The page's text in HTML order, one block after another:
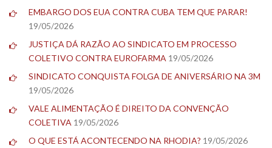
EMBARGO DOS EUA CONTRA CUBA TEM QUE PARAR!
19/05/2026
JUSTIÇA DÁ RAZÃO AO SINDICATO EM PROCESSO
COLETIVO CONTRA EUROFARMA 19/05/2026
SINDICATO CONQUISTA FOLGA DE ANIVERSÁRIO NA 3M
19/05/2026
VALE ALIMENTAÇÃO É DIREITO DA CONVENÇÃO
COLETIVA 19/05/2026
O QUE ESTÁ ACONTECENDO NA RHODIA? 19/05/2026